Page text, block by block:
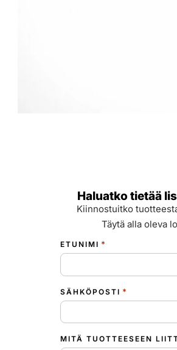
Haluatko tietää
Kiinnostuitko
Täytä alla oleva
ETUNIMI *
SÄHKÖPOSTI *
MITÄ TUOTTEESEEN